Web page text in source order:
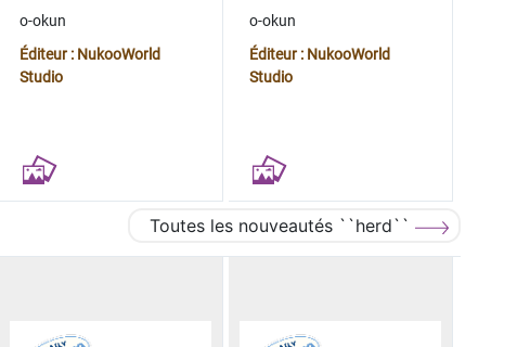
o-okun
Éditeur : NukooWorld
Studio
o-okun
Éditeur : NukooWorld
Studio
Toutes les nouveautés ``herd``